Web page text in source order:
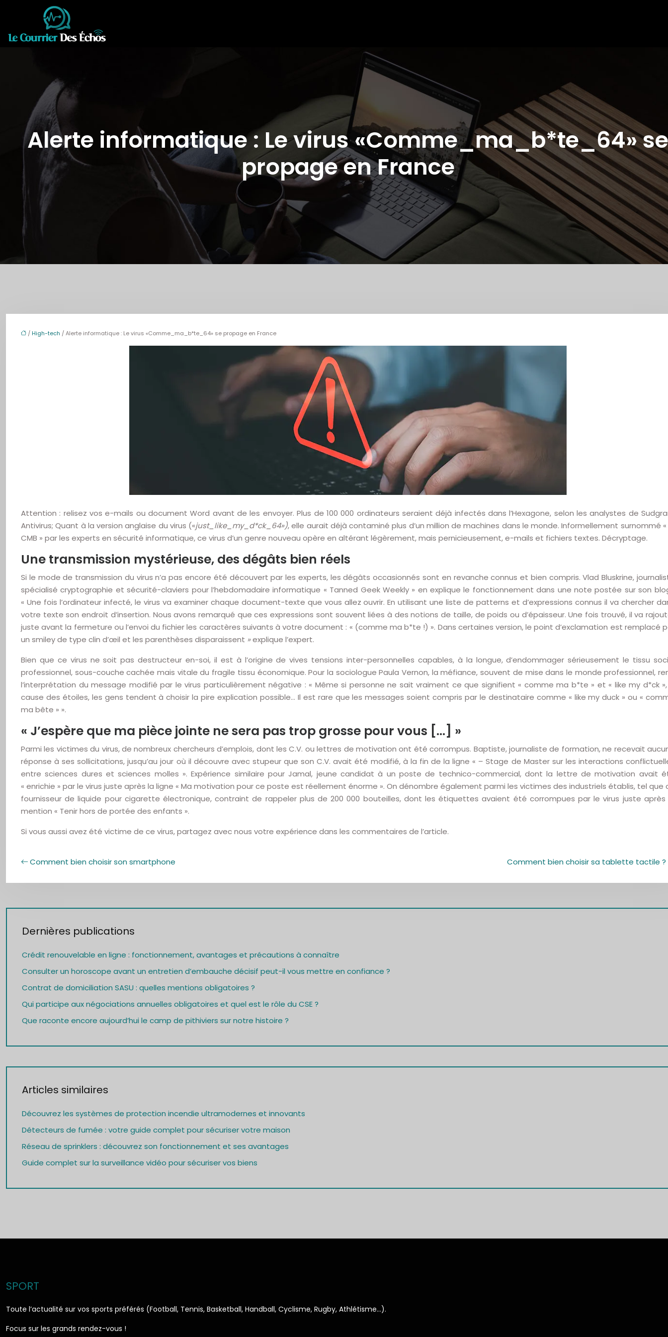
Alerte informatique : Le virus «Comme_ma_b*te_64» se
propage en France
/ High-tech / Alerte informatique : Le virus «Comme_ma_b*te_64» se propage en France
Attention : relisez vos e-mails ou document Word avant de les envoyer. Plus de 100 000 ordinateurs seraient déjà infectés dans l’Hexagone, selon les analystes de
Antivirus; Quant à la version anglaise du virus («just_like_my_d*ck_64»), elle aurait déjà contaminé plus d’un million de machines dans le monde. Informellement surnommé «
CMB » par les experts en sécurité informatique, ce virus d’un genre nouveau opère en altérant légèrement, mais pernicieusement, e-mails et fichiers textes. Décryptage.
Une transmission mystérieuse, des dégâts bien réels
Si le mode de transmission du virus n’a pas encore été découvert par les experts, les dégâts occasionnés sont en revanche connus et bien compris. Vlad Bluskrine,
spécialisé cryptographie et sécurité-claviers pour l’hebdomadaire informatique « Tanned Geek Weekly » en explique le fonctionnement dans une note postée sur son
« Une fois l’ordinateur infecté, le virus va examiner chaque document-texte que vous allez ouvrir. En utilisant une liste de patterns et d’expressions connus il va chercher
votre texte son endroit d’insertion. Nous avons remarqué que ces expressions sont souvent liées à des notions de taille, de poids ou d’épaisseur. Une fois trouvé, il va
juste avant la fermeture ou l’envoi du fichier les caractères suivants à votre document : « (comme ma b*te !) ». Dans certaines version, le point d’exclamation est remplacé
un smiley de type clin d’œil et les parenthèses disparaissent »explique l’expert.
Bien que ce virus ne soit pas destructeur en-soi, il est à l’origine de vives tensions inter-personnelles capables, à la longue, d’endommager sérieusement le tissu
professionnel, sous-couche cachée mais vitale du fragile tissu économique. Pour la sociologue Paula Vernon, la méfiance, souvent de mise dans le monde professionnel,
l’interprétation du message modifié par le virus particulièrement négative : « Même si personne ne sait vraiment ce que signifient « comme ma b*te » et « like my d*ck
cause des étoiles, les gens tendent à choisir la pire explication possible… Il est rare que les messages soient compris par le destinataire comme « like my duck » ou «
ma bête » ».
« J’espère que ma pièce jointe ne sera pas trop grosse pour vous […] »
Parmi les victimes du virus, de nombreux chercheurs d’emplois, dont les C.V. ou lettres de motivation ont été corrompus. Baptiste, journaliste de formation, ne recevait
réponse à ses sollicitations, jusqu’au jour où il découvre avec stupeur que son C.V. avait été modifié, à la fin de la ligne « – Stage de Master sur les interactions
entre sciences dures et sciences molles ». Expérience similaire pour Jamal, jeune candidat à un poste de technico-commercial, dont la lettre de motivation avait
« enrichie » par le virus juste après la ligne « Ma motivation pour ce poste est réellement énorme ». On dénombre également parmi les victimes des industriels établis, tel que
fournisseur de liquide pour cigarette électronique, contraint de rappeler plus de 200 000 bouteilles, dont les étiquettes avaient été corrompues par le virus juste après
mention « Tenir hors de portée des enfants ».
Si vous aussi avez été victime de ce virus, partagez avec nous votre expérience dans les commentaires de l’article.
Comment bien choisir son smartphone Comment bien choisir sa tablette tactile ?
Dernières publications
Crédit renouvelable en ligne : fonctionnement, avantages et précautions à connaître
Consulter un horoscope avant un entretien d’embauche décisif peut-il vous mettre en confiance ?
Contrat de domiciliation SASU : quelles mentions obligatoires ?
Qui participe aux négociations annuelles obligatoires et quel est le rôle du CSE ?
Que raconte encore aujourd’hui le camp de pithiviers sur notre histoire ?
Articles similaires
Découvrez les systèmes de protection incendie ultramodernes et innovants
Détecteurs de fumée : votre guide complet pour sécuriser votre maison
Réseau de sprinklers : découvrez son fonctionnement et ses avantages
Guide complet sur la surveillance vidéo pour sécuriser vos biens
SPORT
Toute l’actualité sur vos sports préférés (Football, Tennis, Basketball, Handball, Cyclisme, Rugby, Athlétisme…).
Focus sur les grands rendez-vous !